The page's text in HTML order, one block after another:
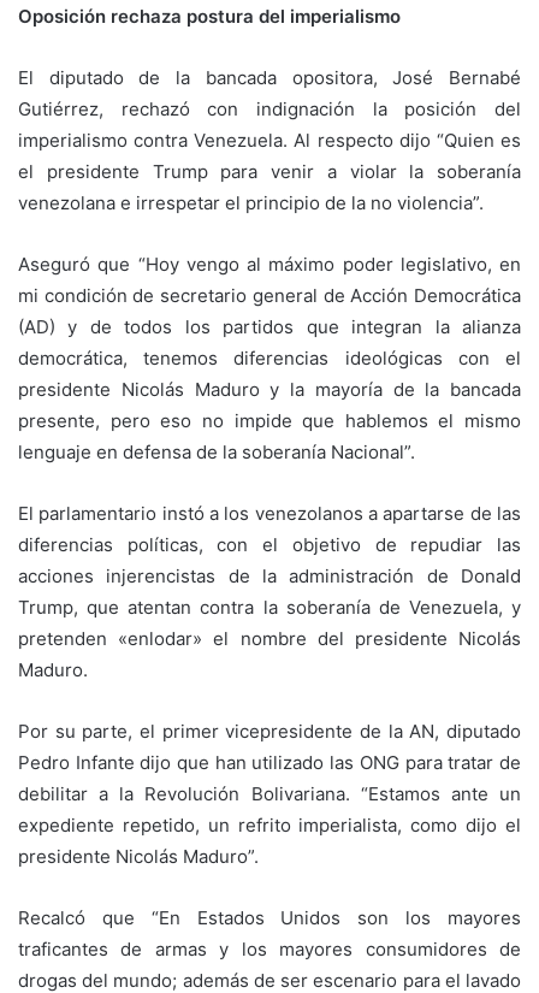
Oposición rechaza postura del imperialismo
El diputado de la bancada opositora, José Bernabé
Gutiérrez, rechazó con indignación la posición del
imperialismo contra Venezuela. Al respecto dijo “Quien es
el presidente Trump para venir a violar la soberanía
venezolana e irrespetar el principio de la no violencia”.
Aseguró que “Hoy vengo al máximo poder legislativo, en
mi condición de secretario general de Acción Democrática
(AD) y de todos los partidos que integran la alianza
democrática, tenemos diferencias ideológicas con el
presidente Nicolás Maduro y la mayoría de la bancada
presente, pero eso no impide que hablemos el mismo
lenguaje en defensa de la soberanía Nacional”.
El parlamentario instó a los venezolanos a apartarse de las
diferencias políticas, con el objetivo de repudiar las
acciones injerencistas de la administración de Donald
Trump, que atentan contra la soberanía de Venezuela, y
pretenden «enlodar» el nombre del presidente Nicolás
Maduro.
Por su parte, el primer vicepresidente de la AN, diputado
Pedro Infante dijo que han utilizado las ONG para tratar de
debilitar a la Revolución Bolivariana. “Estamos ante un
expediente repetido, un refrito imperialista, como dijo el
presidente Nicolás Maduro”.
Recalcó que “En Estados Unidos son los mayores
traficantes de armas y los mayores consumidores de
drogas del mundo; además de ser escenario para el lavado